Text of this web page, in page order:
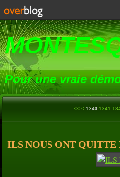
Pour une vraie
<< < 1300
1310
1320
1330
1340 1341
ILS NOUS ONT QUITTE